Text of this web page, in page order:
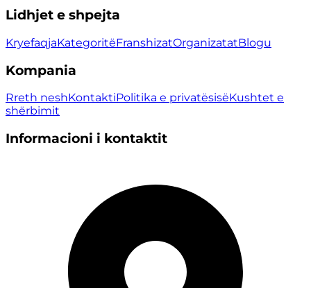
Lidhjet e shpejta
KryefaqjaKategoritëFranshizatOrganizatatBlogu
Kompania
Rreth neshKontaktiPolitika e privatësisëKushtet e
shërbimit
Informacioni i kontaktit